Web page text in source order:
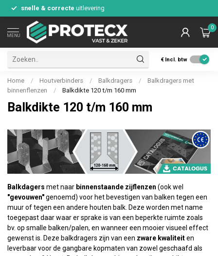
snelle & correcte uitlevering
MENU
0
€ Incl. btw
Home / Houtverbinders / Balkdragers /
Balkdragers met
binnenflenzen
/ Balkdikte 120 t/m 160 mm
Balkdikte 120 t/m 160 mm
Balkdagers met naar binnenstaande zijflenzen (ook wel
"gevouwen"genoemd) voor het bevestigen van balken tegen een
muur of tegen een andere houten balk. Deze worden met name
toegepast daar waar er sprake is van een beperkte ruimte zoals
bv. op smalle balken/palen, en wanneer een mooier visueel effect
gewenst is. Deze balkdragers zijn van een zware kwaliteiten
leverbaar voor de gangbare kopmaten van zowel geschaafd als